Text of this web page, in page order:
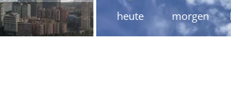
heute morgen